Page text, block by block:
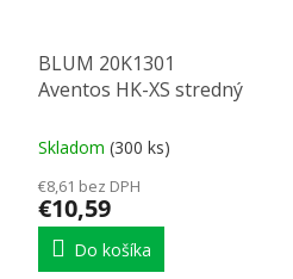
BLUM 20K1301
Aventos HK-XS stredný
Skladom (300 ks)
€8,61 bez DPH
€10,59
Do košíka